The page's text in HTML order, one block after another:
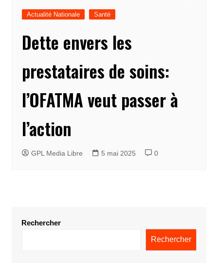
Actualité Nationale Santé
Dette envers les
prestataires de soins:
l’OFATMA veut passer à
l’action
GPL Media Libre 5 mai 2025 0
Rechercher
Rechercher